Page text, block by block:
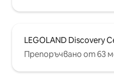
LEGOLAND Discovery
Препоръчвано от 63